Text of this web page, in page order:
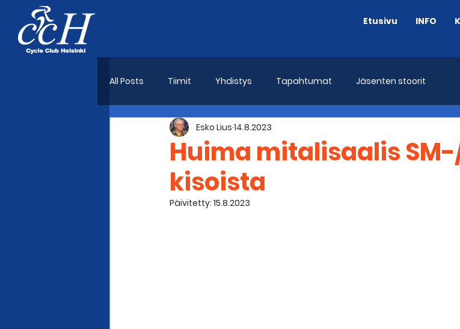
Etusivu INFO
All Posts Tiimit Yhdistys Tapahtumat Jäsenten stoorit
Huima mitalisaalis
kisoista
Esko Lius 14.8.2023
Päivitetty: 15.8.2023